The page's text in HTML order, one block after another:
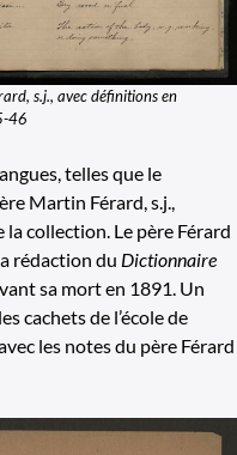
s.j., avec définitions en
46
telles que le
Martin Férard, s.j.,
collection. Le père Férard
rédaction du Dictionnaire
sa mort en 1891. Un
cachets de l’école de
les notes du père Férard